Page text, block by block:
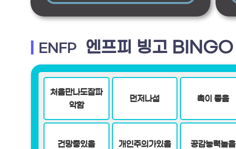
ENFP 엔프피 빙고 BINGO
처음만나도잘파
악함
먼저나섬 촉이 좋음
건망증있음 개인주의가있음 공감능력높음